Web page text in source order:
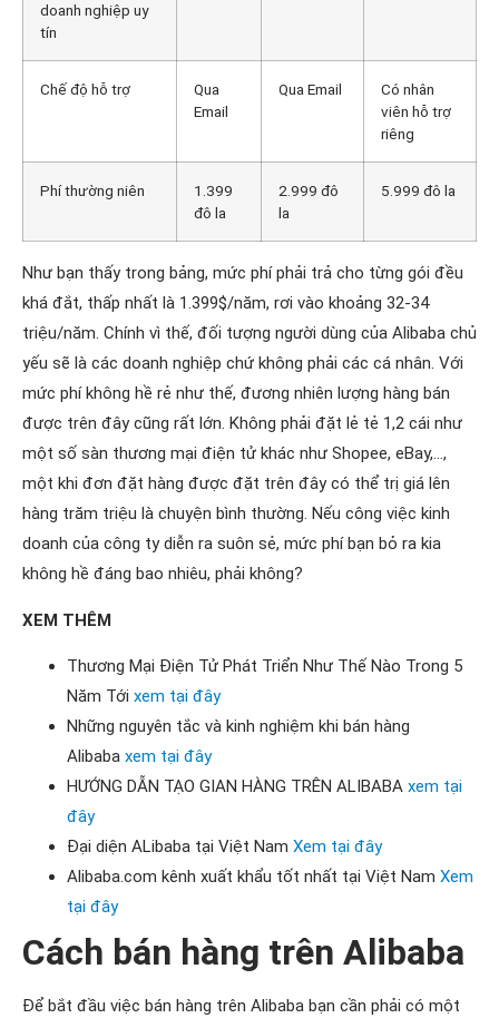
doanh nghiệp uy
tín
Chế độ hỗ trợ
Qua
Email
Qua Email
Có nhân
viên hỗ trợ
riêng
Phí thường niên
1.399
đô la
2.999 đô
la
5.999 đô la
Như bạn thấy trong bảng, mức phí phải trả cho từng gói đều
khá đắt, thấp nhất là 1.399$/năm, rơi vào khoảng 32-34
triệu/năm. Chính vì thế, đối tượng người dùng của Alibaba chủ
yếu sẽ là các doanh nghiệp chứ không phải các cá nhân. Với
mức phí không hề rẻ như thế, đương nhiên lượng hàng bán
được trên đây cũng rất lớn. Không phải đặt lẻ tẻ 1,2 cái như
một số sàn thương mại điện tử khác như Shopee, eBay,…,
một khi đơn đặt hàng được đặt trên đây có thể trị giá lên
hàng trăm triệu là chuyện bình thường. Nếu công việc kinh
doanh của công ty diễn ra suôn sẻ, mức phí bạn bỏ ra kia
không hề đáng bao nhiêu, phải không?
XEM THÊM
Thương Mại Điện Tử Phát Triển Như Thế Nào Trong 5
Năm Tới xem tại đây
Những nguyên tắc và kinh nghiệm khi bán hàng
Alibaba xem tại đây
HƯỚNG DẪN TẠO GIAN HÀNG TRÊN ALIBABA xem tại
đây
Đại diện ALibaba tại Việt Nam Xem tại đây
Alibaba.com kênh xuất khẩu tốt nhất tại Việt Nam Xem
tại đây
Cách bán hàng trên Alibaba
Để bắt đầu việc bán hàng trên Alibaba bạn cần phải có một